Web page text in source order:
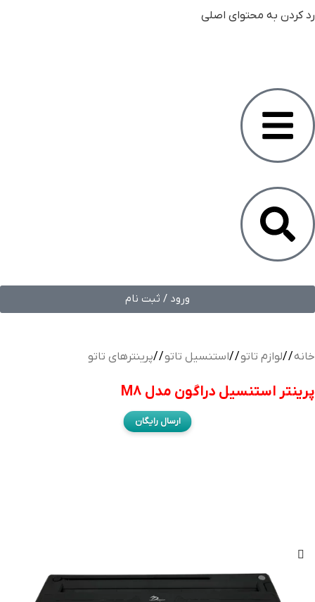
رد کردن به محتوای اصلی
ورود / ثبت نام
خانه/ لوازم تاتو/ استنسیل تاتو/ پرینترهای تاتو
پرینتر استنسیل دراگون مدل M8
ارسال رایگان